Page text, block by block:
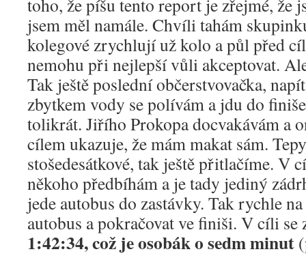
toho, že píšu tento report je zřejmé, že
jsem měl namále. Chvíli tahám
kolegové zrychlují už kolo a půl před
nemohu při nejlepší vůli akceptovat.
Tak ještě poslední občerstvovačka,
zbytkem vody se polívám a jdu do
tolikrát. Jiřího Prokopa docvakávám a
cílem ukazuje, že mám makat sám.
stošedesátkové, tak ještě přitlačíme. V
někoho předbíhám a je tady jediný
jede autobus do zastávky. Tak rychle
autobus a pokračovat ve finiši. V cíli se
1:42:34, což je osobák o sedm minut